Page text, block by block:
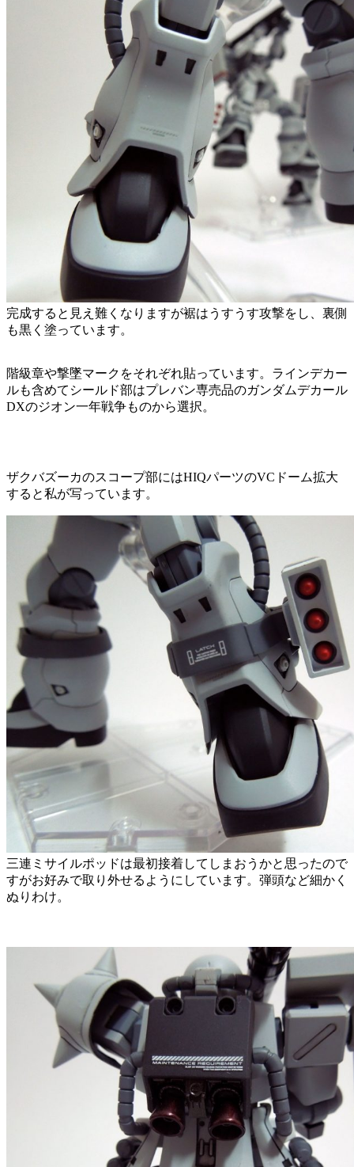
完成すると見え難くなりますが裾はうすうす攻撃をし、裏側
も黒く塗っています。
階級章や撃墜マークをそれぞれ貼っています。ラインデカー
ルも含めてシールド部はプレバン専売品のガンダムデカール
DXのジオン一年戦争ものから選択。
ザクバズーカのスコープ部にはHIQパーツのVCドーム拡大
すると私が写っています。
三連ミサイルポッドは最初接着してしまおうかと思ったので
すがお好みで取り外せるようにしています。弾頭など細かく
ぬりわけ。